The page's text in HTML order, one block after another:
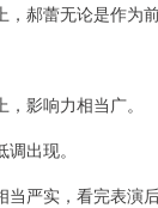
郝蕾无论是作为
影响力相当广。
出现。
严实，看完表演